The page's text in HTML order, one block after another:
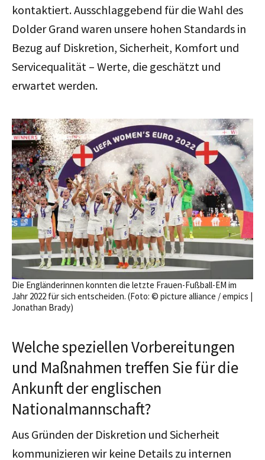
kontaktiert. Ausschlaggebend für die Wahl des
Dolder Grand waren unsere hohen Standards in
Bezug auf Diskretion, Sicherheit, Komfort und
Servicequalität – Werte, die geschätzt und
erwartet werden.
Die Engländerinnen konnten die letzte Frauen-Fußball-EM im
Jahr 2022 für sich entscheiden. (Foto: © picture alliance / empics |
Jonathan Brady)
Welche speziellen Vorbereitungen
und Maßnahmen treffen Sie für die
Ankunft der englischen
Nationalmannschaft?
Aus Gründen der Diskretion und Sicherheit
kommunizieren wir keine Details zu internen